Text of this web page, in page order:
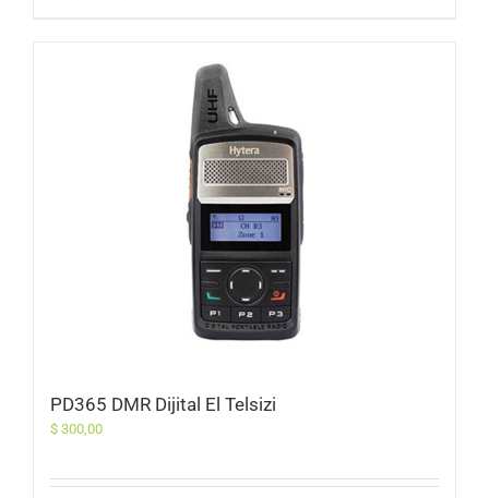
PD365 DMR Dijital El Telsizi
$ 300,00